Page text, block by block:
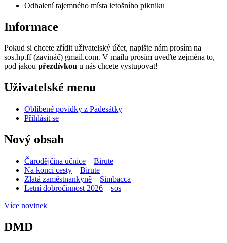
Odhalení tajemného místa letošního pikniku
Informace
Pokud si chcete zřídit uživatelský účet, napište nám prosím na
sos.hp.ff (zavináč) gmail.com. V mailu prosím uveďte zejména to,
pod jakou přezdívkou u nás chcete vystupovat!
Uživatelské menu
Oblíbené povídky z Padesátky
Přihlásit se
Nový obsah
Čarodějčina učnice – Birute
Na konci cesty – Birute
Zlatá zaměstnankyně – Simbacca
Letní dobročinnost 2026 – sos
Více novinek
DMD